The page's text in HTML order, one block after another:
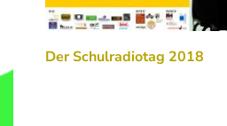
Der Schulradiotag 2018